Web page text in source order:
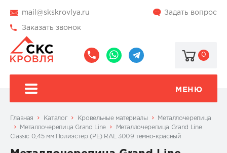
mail@skskrovlya.ru Задать вопрос
Заказать звонок
0
МЕНЮ
Главная Каталог Кровельные материалы
Металлочерепица
Металлочерепица Grand Line
Металлочерепица Grand Line
Classic 0,45 мм Полиэстер (PE) RAL 3009 темно-красный